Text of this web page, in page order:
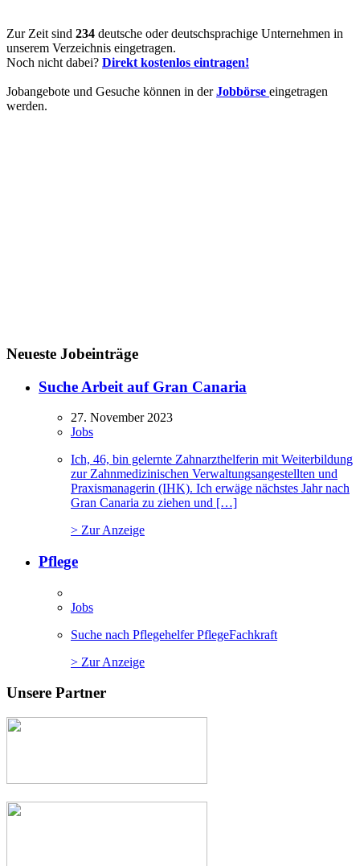
Zur Zeit sind 234 deutsche oder deutschsprachige Unternehmen in
unserem Verzeichnis eingetragen.
Noch nicht dabei? Direkt kostenlos eintragen!
Jobangebote und Gesuche können in derJobbörse eingetragen
werden.
Neueste Jobeinträge
Suche Arbeit auf Gran Canaria
27. November 2023
Jobs
Ich, 46, bin gelernte Zahnarzthelferin mit Weiterbildung
zur Zahnmedizinischen Verwaltungsangestellten und
Praxismanagerin (IHK). Ich erwäge nächstes Jahr nach
Gran Canaria zu ziehen und […]
> Zur Anzeige
Pflege
Jobs
Suche nach Pflegehelfer PflegeFachkraft
> Zur Anzeige
Unsere Partner